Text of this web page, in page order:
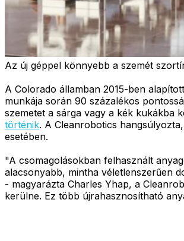
Az új géppel könnyebb a szemét
A Colorado államban 2015-ben
munkája során 90 százalékos
szemetet a sárga vagy a kék kukákba
történik. A Cleanrobotics
esetében.
"A csomagolásokban felhasznált
alacsonyabb, mintha véletlenszerűen
- magyarázta Charles Yhap, a
kerülne. Ez több újrahasznosítható